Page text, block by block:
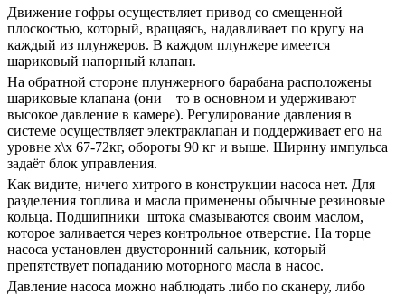
Движение гофры осуществляет привод со смещенной
плоскостью, который, вращаясь, надавливает по кругу на
каждый из плунжеров. В каждом плунжере имеется
шариковый напорный клапан.
На обратной стороне плунжерного барабана расположены
шариковые клапана (они – то в основном и удерживают
высокое давление в камере). Регулирование давления в
системе осуществляет электраклапан и поддерживает его на
уровне х\х 67-72кг, обороты 90 кг и выше. Ширину импульса
задаёт блок управления.
Как видите, ничего хитрого в конструкции насоса нет. Для
разделения топлива и масла применены обычные резиновые
кольца. Подшипники штока смазываются своим маслом,
которое заливается через контрольное отверстие. На торце
насоса установлен двусторонний сальник, который
препятствует попаданию моторного масла в насос.
Давление насоса можно наблюдать либо по сканеру, либо